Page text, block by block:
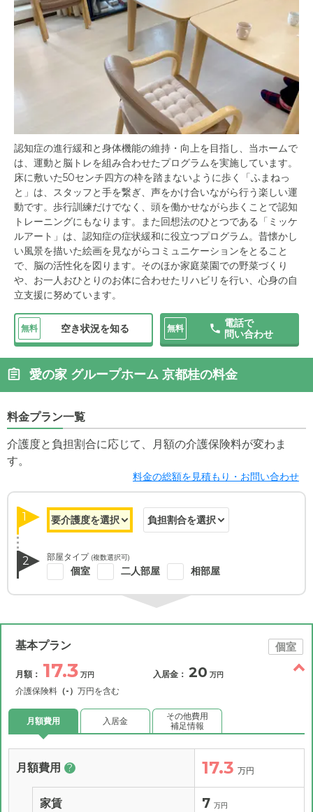
認知症の進行緩和と身体機能の維持・向上を目指し、当ホームで
は、運動と脳トレを組み合わせたプログラムを実施しています。
床に敷いた50センチ四方の枠を踏まないように歩く「ふまねっ
と」は、スタッフと手を繋ぎ、声をかけ合いながら行う楽しい運
動です。歩行訓練だけでなく、頭を働かせながら歩くことで認知
トレーニングにもなります。また回想法のひとつである「ミッケ
ルアート」は、認知症の症状緩和に役立つプログラム。昔懐かし
い風景を描いた絵画を見ながらコミュニケーションをとること
で、脳の活性化を図ります。そのほか家庭菜園での野菜づくり
や、お一人おひとりのお体に合わせたリハビリを行い、心身の自
立支援に努めています。
無料 空き状況を知る 無料
電話で
問い合わせ
愛の家 グループホーム 京都桂の料金
料金プラン一覧
介護度と負担割合に応じて、月額の介護保険料が変わま
す。
料金の総額を見積もり・お問い合わせ
1
2 部屋タイプ (複数選択可)
個室 二人部屋 相部屋
基本プラン 個室
月額： 17.3 万円
介護保険料 （-） 万円を含む
入居金： 20 万円
月額費用 入居金
その他費用
補足情報
月額費用 ? 17.3 万円
家賃 7 万円